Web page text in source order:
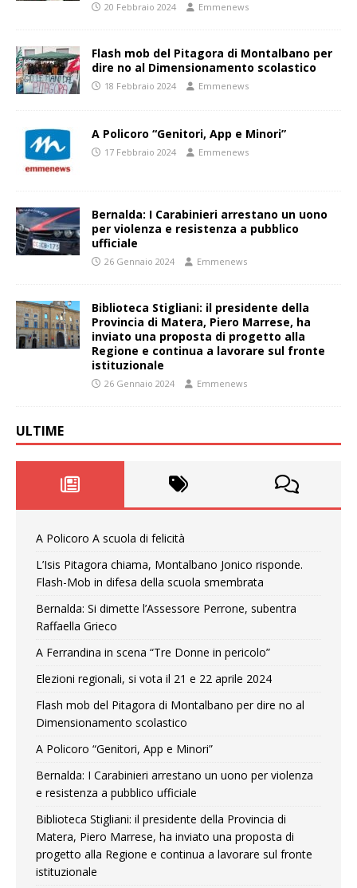
20 Febbraio 2024 Emmenews
Flash mob del Pitagora di Montalbano per
dire no al Dimensionamento scolastico
18 Febbraio 2024 Emmenews
A Policoro “Genitori, App e Minori”
17 Febbraio 2024 Emmenews
Bernalda: I Carabinieri arrestano un uono
per violenza e resistenza a pubblico
ufficiale
26 Gennaio 2024 Emmenews
Biblioteca Stigliani: il presidente della
Provincia di Matera, Piero Marrese, ha
inviato una proposta di progetto alla
Regione e continua a lavorare sul fronte
istituzionale
26 Gennaio 2024 Emmenews
ULTIME
A Policoro A scuola di felicità
L’Isis Pitagora chiama, Montalbano Jonico risponde.
Flash-Mob in difesa della scuola smembrata
Bernalda: Si dimette l’Assessore Perrone, subentra
Raffaella Grieco
A Ferrandina in scena “Tre Donne in pericolo”
Elezioni regionali, si vota il 21 e 22 aprile 2024
Flash mob del Pitagora di Montalbano per dire no al
Dimensionamento scolastico
A Policoro “Genitori, App e Minori”
Bernalda: I Carabinieri arrestano un uono per violenza
e resistenza a pubblico ufficiale
Biblioteca Stigliani: il presidente della Provincia di
Matera, Piero Marrese, ha inviato una proposta di
progetto alla Regione e continua a lavorare sul fronte
istituzionale